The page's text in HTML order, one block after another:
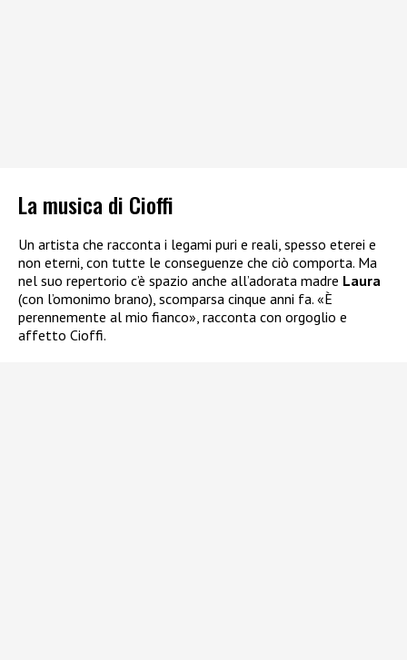
La musica di Cioffi
Un artista che racconta i legami puri e reali, spesso eterei e
non eterni, con tutte le conseguenze che ciò comporta. Ma
nel suo repertorio c’è spazio anche all’adorata madre Laura
(con l’omonimo brano), scomparsa cinque anni fa. «È
perennemente al mio fianco», racconta con orgoglio e
affetto Cioffi.